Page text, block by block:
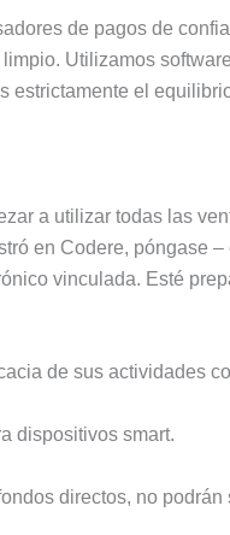
de pagos de
Utilizamos
el
a utilizar todas las
en Codere, póngase
vinculada. Esté
de sus actividades
dispositivos smart.
directos, no podrán